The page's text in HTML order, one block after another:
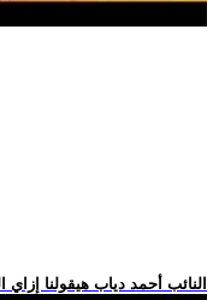
.. النائب أحمد دياب هيقولنا